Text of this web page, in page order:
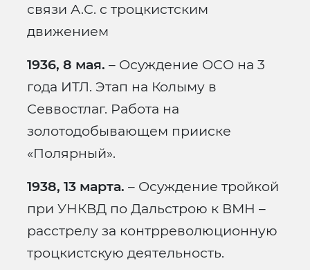
связи А.С. с троцкистским
движением
1936, 8 мая. – Осуждение ОСО на 3
года ИТЛ. Этап на Колыму в
Севвостлаг. Работа на
золотодобывающем прииске
«Полярный».
1938, 13 марта. – Осуждение тройкой
при УНКВД по Дальстрою к ВМН –
расстрелу за контрреволюционную
троцкистскую деятельность.